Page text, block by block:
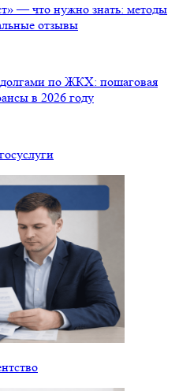
— что нужно знать: методы
отзывы
долгами по ЖКХ: пошаговая
в 2026 году